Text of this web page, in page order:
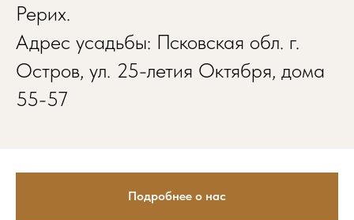
Рерих.
Адрес усадьбы: Псковская обл. г.
Остров, ул. 25-летия Октября, дома
55-57
Подробнее о нас